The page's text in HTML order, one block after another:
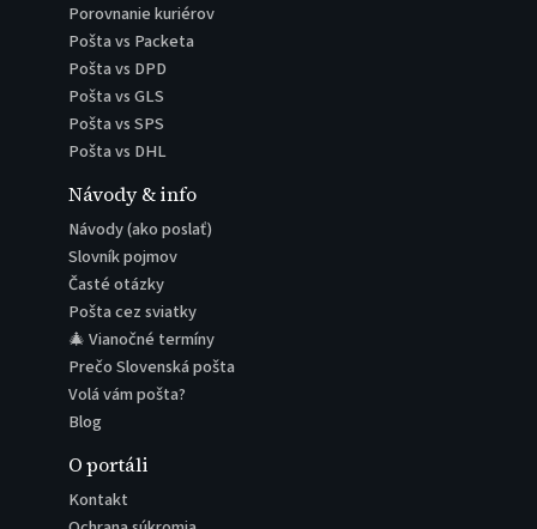
Porovnanie kuriérov
Pošta vs Packeta
Pošta vs DPD
Pošta vs GLS
Pošta vs SPS
Pošta vs DHL
Návody & info
Návody (ako poslať)
Slovník pojmov
Časté otázky
Pošta cez sviatky
🎄 Vianočné termíny
Prečo Slovenská pošta
Volá vám pošta?
Blog
O portáli
Kontakt